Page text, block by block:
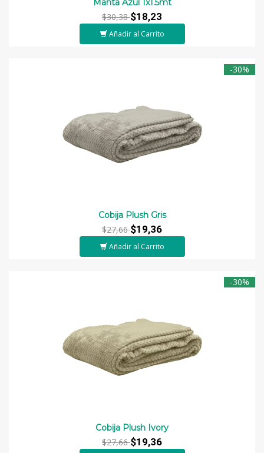
Manta Azul 1x1.5mt
$30,38$18,23
Añadir al Carrito
-30%
Cobija Plush Gris
$27,66$19,36
Añadir al Carrito
-30%
Cobija Plush Ivory
$27,66$19,36